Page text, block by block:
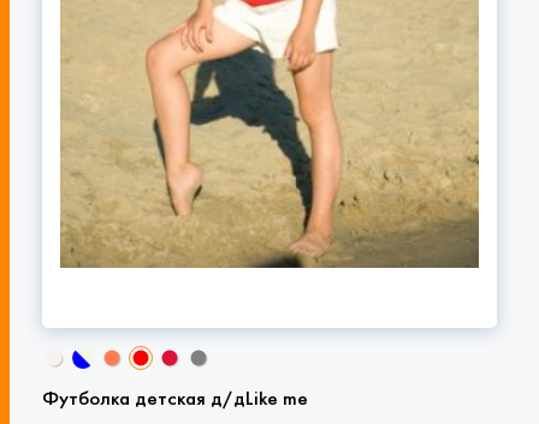
Футболка детская д/дLike me